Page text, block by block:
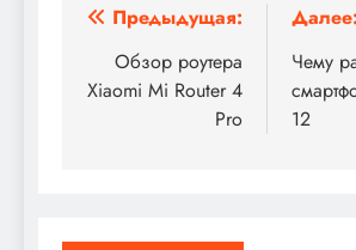
Навигация
по
записям
Предыдущая:
Обзор роутера
Xiaomi Mi Router 4
Pro
Далее:
Чему
12